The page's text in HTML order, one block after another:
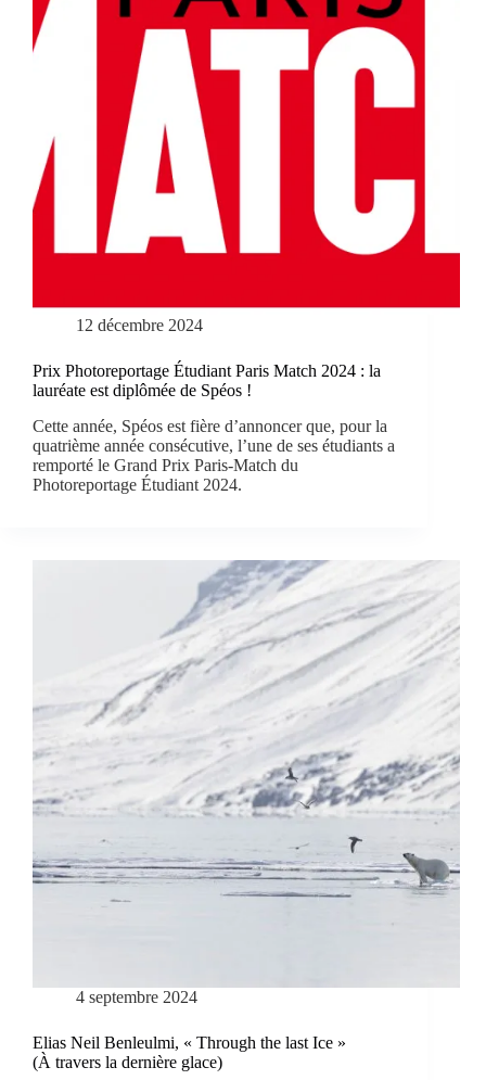
12 décembre 2024
Prix Photoreportage Étudiant Paris Match 2024 : la
lauréate est diplômée de Spéos !
Cette année, Spéos est fière d’annoncer que, pour la
quatrième année consécutive, l’une de ses étudiants a
remporté le Grand Prix Paris-Match du
Photoreportage Étudiant 2024.
4 septembre 2024
Elias Neil Benleulmi, « Through the last Ice »
(À travers la dernière glace)